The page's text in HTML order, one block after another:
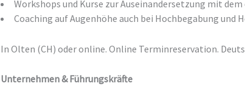
Workshops und Kurse zur Auseinandersetzung mit
Coaching auf Augenhöhe auch bei Hochbegabung und
In Olten (CH) oder online. Online Terminreservation.
Unternehmen & Führungskräfte